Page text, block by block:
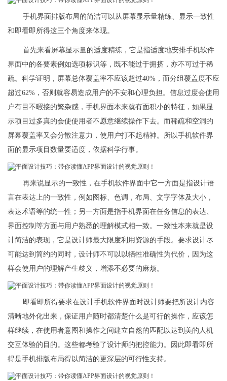
手机界面排版布局的简洁可以从屏幕显示量精练、显示一致性
和即看即所得这三个角度来体现。
首先来看屏幕显示量的适度精练，它是指适度地安排手机软件
界面中的各要素例如选项标识等，既不能过于拥挤，亦不可过于稀
疏。科学证明，屏幕总体覆盖率不应该超过40%，而分组覆盖度不应
超过62%，否则就容易造成用户的不安和心理负担。信息过度会使用
户有目不暇接的繁杂感，手机界面本来就有面积小的特征，如果显
示项目过多真的会使使用者不愿意继续操作下去。而稀疏和空洞的
屏幕覆盖率又会分散注意力，使用户打不起精神。所以手机软件界
面的显示项目数量要适度，依据科学行事。
再来说显示的一致性，在手机软件界面中它一方面是指设计语
言在表达上的一致性，例如图标、色调，布局、文字字体及大小，
表达术语等的统一性；另一方面是指手机界面在任务信息的表达、
界面控制等方面与用户熟悉的理解模式相一致。一致性本来就是设
计简洁的表现，它是设计师最大限度利用资源的手段。要求设计尽
可能达到简约的同时，设计师不可以以牺牲准确性为代价，因为这
样会使用户的理解产生歧义，增添不必要的麻烦。
即看即所得要求在设计手机软件界面时设计师要把所设计内容
清晰地外化出来，保证用户随时都清楚什么是可行的操作，应该怎
样继续，在使用者意图和操作之间建立自然的匹配以达到美的人机
交互体验的目的。这些都考验了设计师的把控能力。因此即看即所
得是手机排版布局得以简洁的更深层的可行性支持。